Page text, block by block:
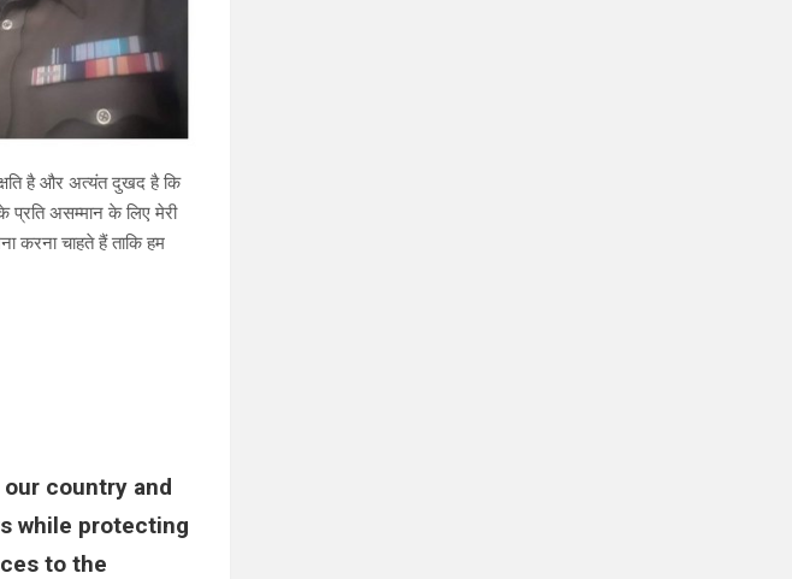
है और अत्यंत दुखद है कि
प्रति असम्मान के लिए मेरी
करना चाहते हैं ताकि हम
our country and
while protecting
to the